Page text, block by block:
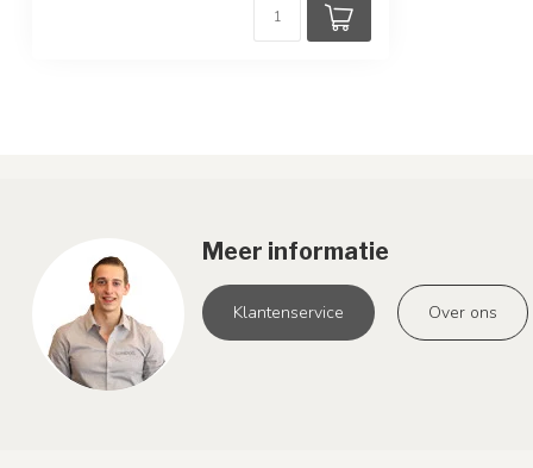
Meer informatie
Klantenservice Over ons